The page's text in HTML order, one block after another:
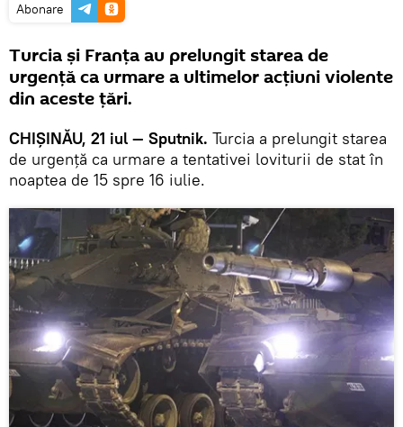
Abonare
Turcia și Franța au prelungit starea de
urgență ca urmare a ultimelor acțiuni violente
din aceste țări.
CHIȘINĂU, 21 iul — Sputnik. Turcia a prelungit starea
de urgență ca urmare a tentativei loviturii de stat în
noaptea de 15 spre 16 iulie.